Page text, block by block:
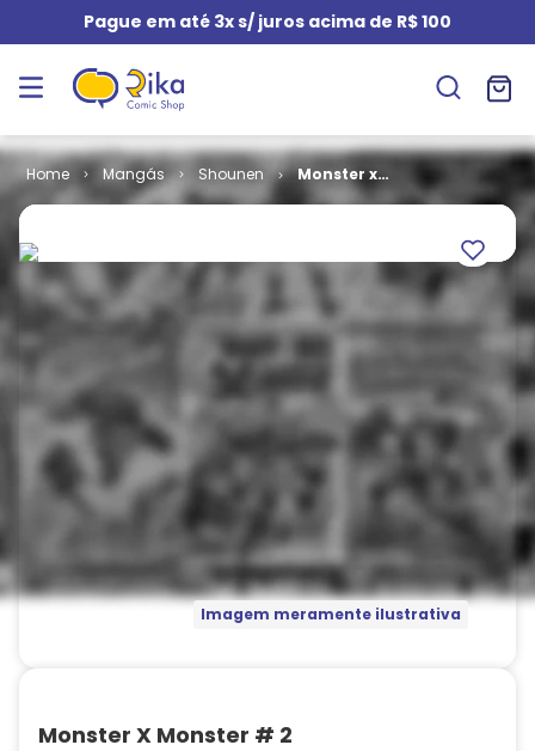
Pague em até 3x s/ juros acima de R$ 100
Mangás Shounen
Monster x
Monster # 2
Imagem meramente ilustrativa
Monster X Monster # 2